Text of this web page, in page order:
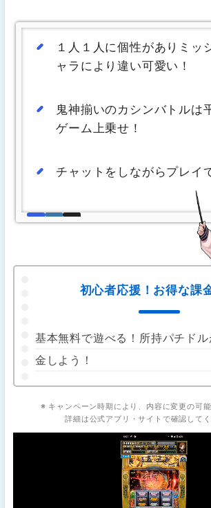
１人１人に個性がありミッ
ャラにより違い可愛い！
鬼神揃いのカシンバトルは
ゲーム上乗せ！
チャットをしながらプレイ
初心者応援！お得な課
基本無料で遊べる！所持パチド
金しよう！
※ キャンペーン時期により、内容に変更の可能
詳細は公式アプリ・サイトで確認してく